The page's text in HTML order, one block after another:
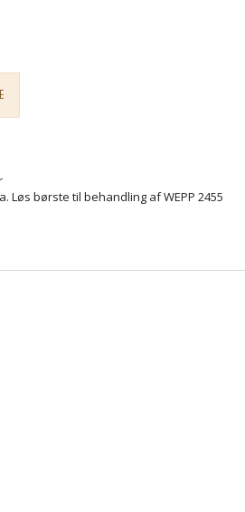
Løs børste til behandling af WEPP 2455